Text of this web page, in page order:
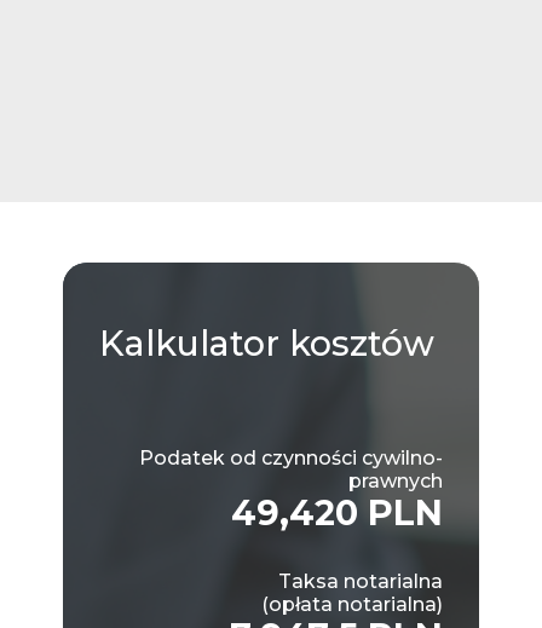
Kalkulator kosztów
Podatek od czynności cywilno-
prawnych
49,420 PLN
Taksa notarialna
(opłata notarialna)